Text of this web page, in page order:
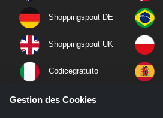
Shoppingspout DE
Shoppingspout UK
Codicegratuito
Shoppingspout NL
Gestion des Cookies